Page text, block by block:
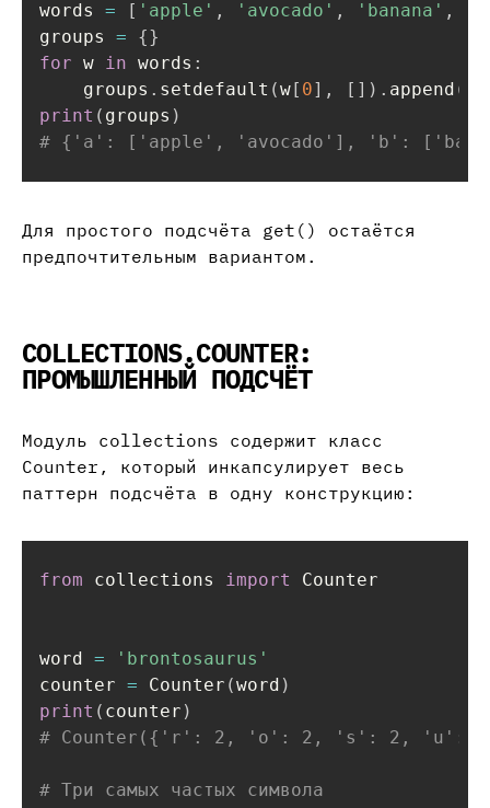
words = [ 'apple' , 'avocado' , 'banana' ,
groups = {}
for w in words :
    groups
. setdefault (w [ 0] , [ ] ) . append (
print ( groups )
# {'a': ['apple', 'avocado'], 'b':
Для простого подсчёта get() остаётся
предпочтительным вариантом.
COLLECTIONS.COUNTER:
ПРОМЫШЛЕННЫЙ ПОДСЧЁТ
Модуль collections содержит класс
Counter, который инкапсулирует весь
паттерн подсчёта в одну конструкцию:
from collections import Counter
word =
'brontosaurus'
counter = Counter (word )
print ( counter )
# Counter({'r': 2, 'o': 2, 's': 2,
# Три самых частых символа